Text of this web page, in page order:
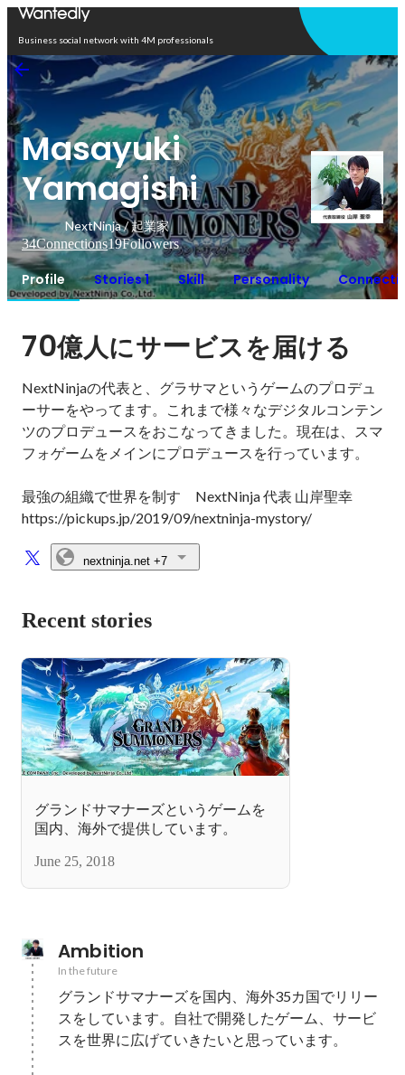
Business social network with 4M professionals
Masayuki
Yamagishi
NextNinja / 起業家
34Connections19Followers
Profile Stories 1 Skill Personality
70億人にサービスを届ける
NextNinjaの代表と、グラサマというゲームのプロデュ
ーサーをやってます。これまで様々なデジタルコンテン
ツのプロデュースをおこなってきました。現在は、スマ
フォゲームをメインにプロデュースを行っています。
最強の組織で世界を制す　NextNinja 代表 山岸聖幸
https://pickups.jp/2019/09/nextninja-mystory/
nextninja.net +7
Recent stories
グランドサマナーズというゲームを
国内、海外で提供しています。
June 25, 2018
Ambition
In the future
グランドサマナーズを国内、海外35カ国でリリー
スをしています。自社で開発したゲーム、サービ
スを世界に広げていきたいと思っています。